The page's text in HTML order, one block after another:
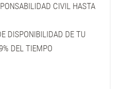
CIVIL HASTA
DISPONIBILIDAD DE TU
DEL TIEMPO